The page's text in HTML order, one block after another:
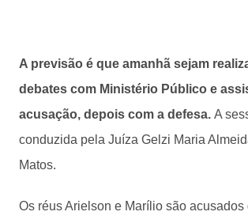
A previsão é que amanhã sejam
debates com Ministério Público e
acusação, depois com a defesa. A
conduzida pela Juíza Gelzi Maria
Matos.
Os réus Arielson e Marílio são